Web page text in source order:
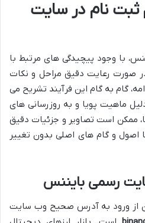
ثبت نام در سایت
با وجود پیچیدگی های مرتبط با
در صورت رعایت دقیق مراحل و نکات
گام به گام این فرآیند تشریح می
ماهیت پویا و به روزرسانی های
ممکن است تصاویر و جزئیات دقیق
اصول و گام های اصلی بدون تغییر
از ورود به آدرس صحیح وب سایت